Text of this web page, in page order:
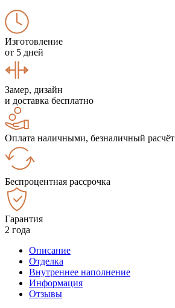
Изготовление
от 5 дней
Замер, дизайн
и доставка бесплатно
Оплата наличными, безналичный расчёт
Беспроцентная рассрочка
Гарантия
2 года
Описание
Отделка
Внутреннее наполнение
Информация
Отзывы